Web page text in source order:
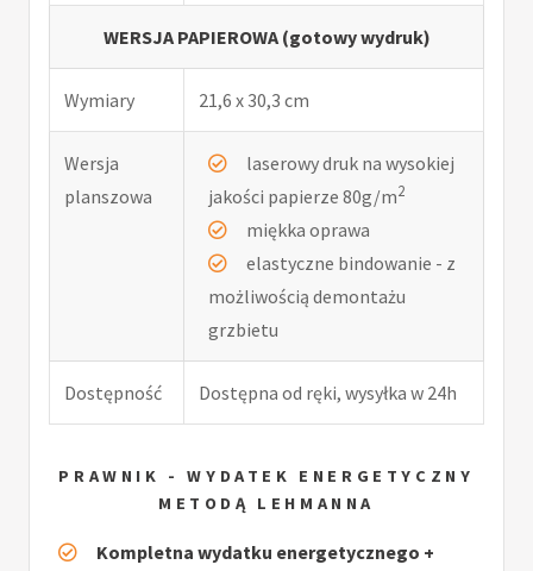
WERSJA PAPIEROWA (gotowy wydruk)
Wymiary 21,6 x 30,3 cm
Wersja
planszowa
laserowy druk na wysokiej
jakości papierze 80g/m2
miękka oprawa
elastyczne bindowanie - z
możliwością demontażu
grzbietu
Dostępność Dostępna od ręki, wysyłka w 24h
PRAWNIK - WYDATEK ENERGETYCZNY
METODĄ LEHMANNA
Kompletna wydatku energetycznego +